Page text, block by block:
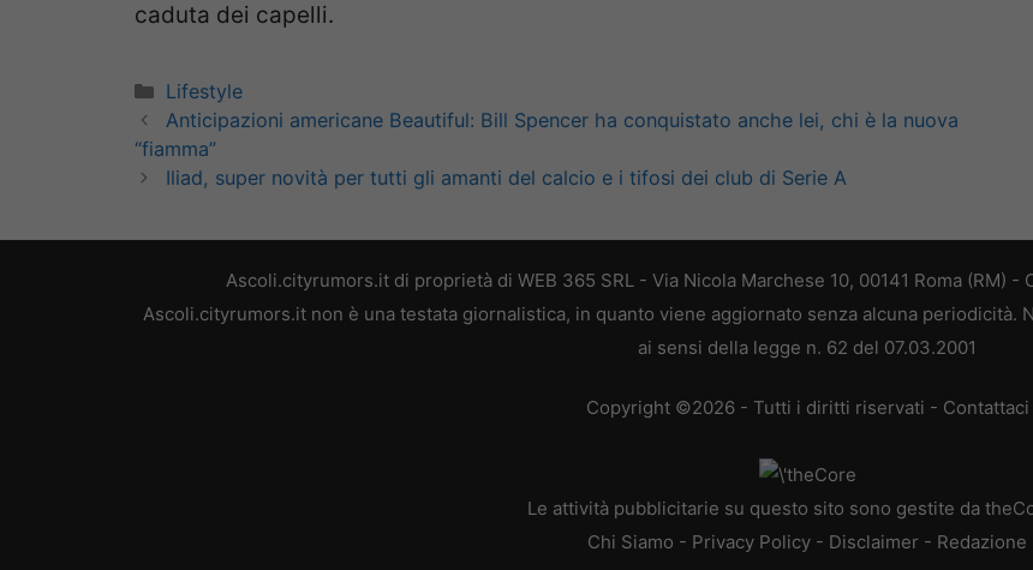
caduta dei capelli.
Categorie
Lifestyle
Anticipazioni americane Beautiful: Bill Spencer ha conquistato anche lei, chi è la nuova
“fiamma”
Iliad, super novità per tutti gli amanti del calcio e i tifosi dei club di Serie A
Ascoli.cityrumors.it di proprietà di WEB 365 SRL - Via Nicola Marchese 10, 00141 Roma (RM) -
Ascoli.cityrumors.it non è una testata giornalistica, in quanto viene aggiornato senza alcuna
ai sensi della legge n. 62 del 07.03.2001
Copyright ©2026 - Tutti i diritti riservati - Contattaci
Le attività pubblicitarie su questo sito sono gestite da
Chi Siamo - Privacy Policy - Disclaimer - Redazione